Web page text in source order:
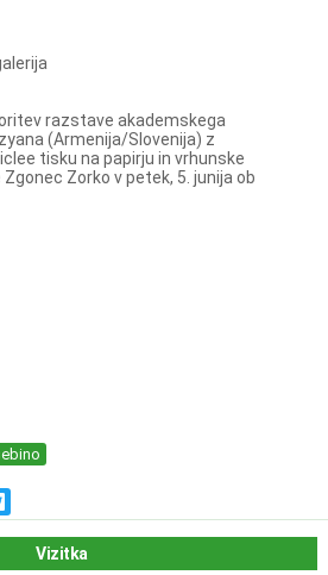
razstave akademskega
(Armenija/Slovenija) z
tisku na papirju in vrhunske
Zorko v petek, 5. junija ob
Vizitka